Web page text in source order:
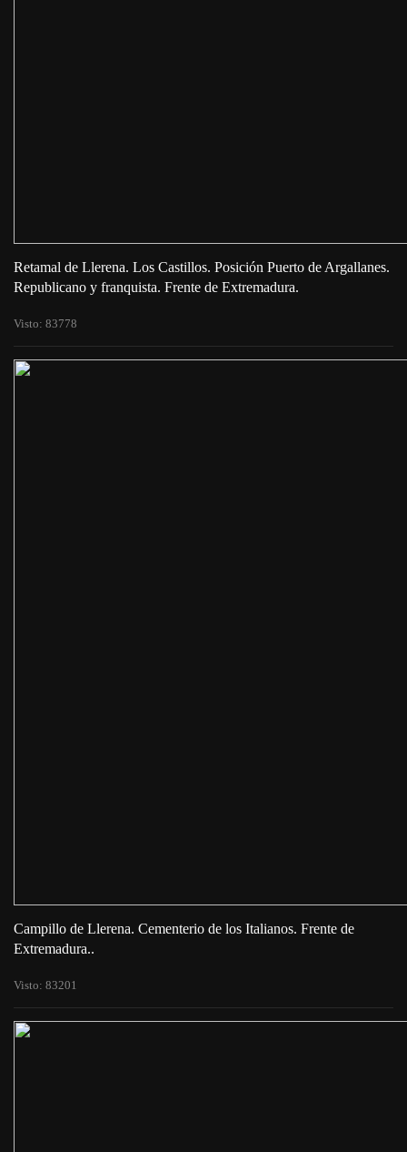
Retamal de Llerena. Los Castillos. Posición Puerto de Argallanes.
Republicano y franquista. Frente de Extremadura.
Visto: 83778
Campillo de Llerena. Cementerio de los Italianos. Frente de
Extremadura..
Visto: 83201